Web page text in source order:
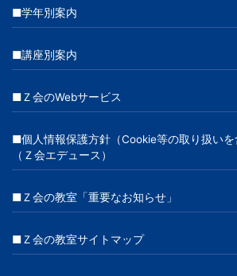
■学年別案内
■講座別案内
■Ｚ会のWebサービス
■個人情報保護方針（Cookie等の取り扱いを
（Ｚ会エデュース）
■Ｚ会の教室「重要なお知らせ」
■Ｚ会の教室サイトマップ